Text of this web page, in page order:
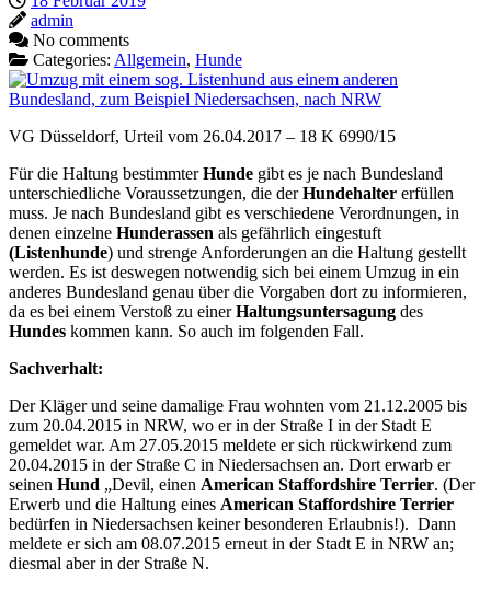
admin
No comments
Categories: Allgemein, Hunde
VG Düsseldorf, Urteil vom 26.04.2017 – 18 K 6990/15
Für die Haltung bestimmterHunde gibt es je nach Bundesland
unterschiedliche Voraussetzungen, die derHundehalter erfüllen
muss. Je nach Bundesland gibt es verschiedene Verordnungen, in
denen einzelne Hunderassen als gefährlich eingestuft
(Listenhunde) und strenge Anforderungen an die Haltung gestellt
werden. Es ist deswegen notwendig sich bei einem Umzug in ein
anderes Bundesland genau über die Vorgaben dort zu informieren,
da es bei einem Verstoß zu einerHaltungsuntersagung des
Hundes kommen kann. So auch im folgenden Fall.
Sachverhalt:
Der Kläger und seine damalige Frau wohnten vom 21.12.2005 bis
zum 20.04.2015 in NRW, wo er in der Straße I in der Stadt E
gemeldet war. Am 27.05.2015 meldete er sich rückwirkend zum
20.04.2015 in der Straße C in Niedersachsen an. Dort erwarb er
seinen Hund „Devil, einen American Staffordshire Terrier. (Der
Erwerb und die Haltung eines American Staffordshire Terrier
bedürfen in Niedersachsen keiner besonderen Erlaubnis!). Dann
meldete er sich am 08.07.2015 erneut in der Stadt E in NRW an;
diesmal aber in der Straße N.